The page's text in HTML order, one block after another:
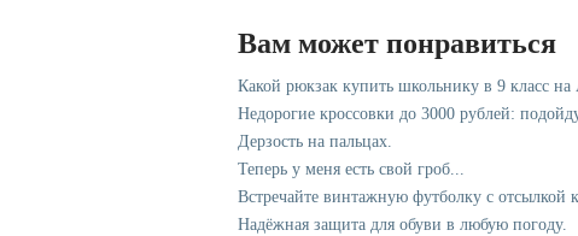
Вам может понравиться
Какой рюкзак купить школьнику в 9 класс на
Недорогие кроссовки до 3000 рублей:
Дерзость на пальцах.
Теперь у меня есть свой гроб...
Встречайте винтажную футболку с отсылкой
Надёжная защита для обуви в любую погоду.